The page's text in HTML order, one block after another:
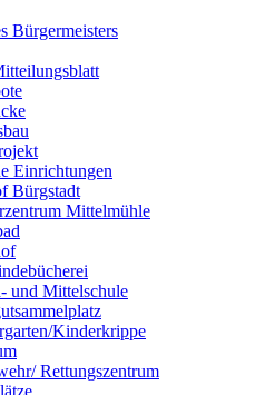
Bürgermeisters
Einrichtungen
Bürgstadt
Mittelmühle
und Mittelschule
Kinderkrippe
Rettungszentrum